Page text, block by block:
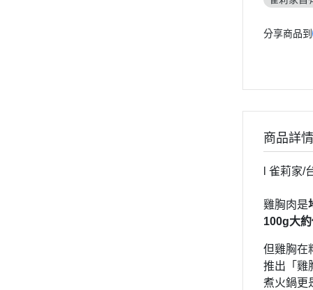
分享商品到
商品詳情
l 雀莉家/
雞胸肉是
100g大
但雞胸在
推出「雞
煮火鍋更